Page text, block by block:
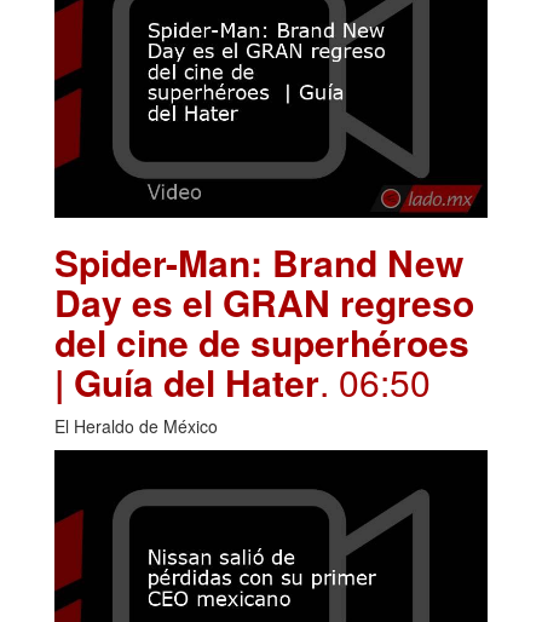
Spider-Man: Brand New
Day es el GRAN regreso
del cine de superhéroes
| Guía del Hater. 06:50
El Heraldo de México